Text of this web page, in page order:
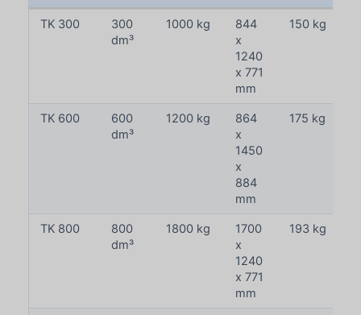
TK 300
300
dm³
1000 kg
844
x
1240
x 771
mm
150 kg
TK 600
600
dm³
1200 kg
864
x
1450
x
884
mm
175 kg
TK 800
800
dm³
1800 kg
1700
x
1240
x 771
mm
193 kg